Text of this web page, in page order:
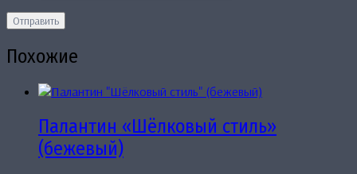
Похожие
Палантин «Шёлковый стиль»
(бежевый)